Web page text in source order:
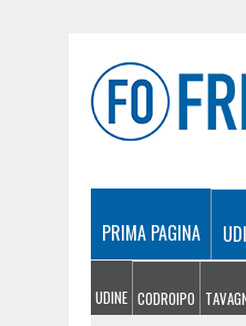
PRIMA PAGINA
UDINE CODROIPO